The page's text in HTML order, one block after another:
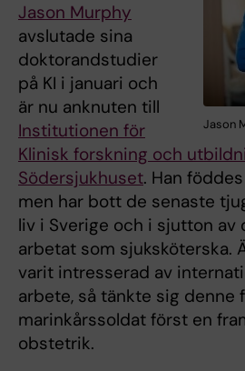
Jason
Jason Murphy
avslutade sina
doktorandstudier
på KI i januari och
är nu anknuten till
Institutionen för
Klinisk forskning och
Södersjukhuset. Han
men har bott de senaste
liv i Sverige och i sjutton av
arbetat som sjuksköterska.
varit intresserad av
arbete, så tänkte sig denne
marinkårssoldat först en
obstetrik.